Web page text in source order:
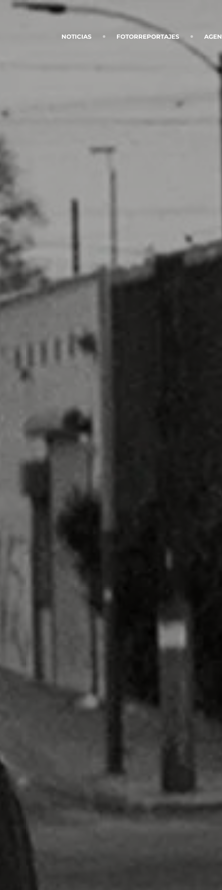
NOTICIAS FOTORREPORTAJES